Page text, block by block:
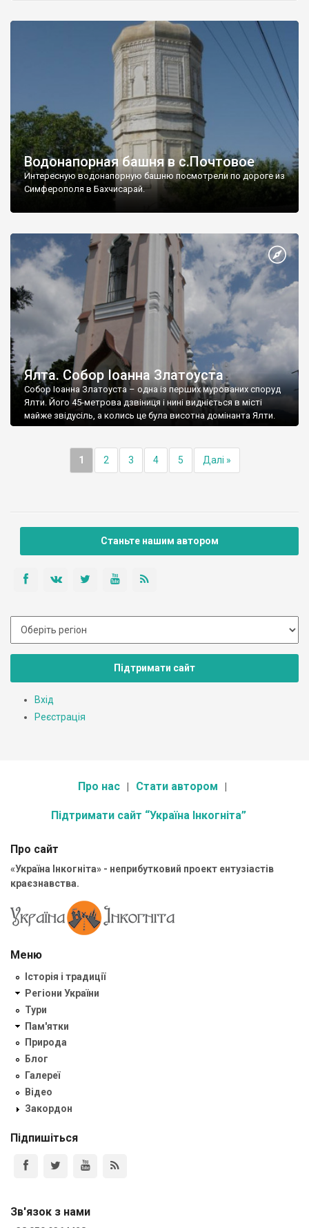
Водонапорная башня в с.Почтовое
Интересную водонапорную башню посмотрели по дороге из
Симферополя в Бахчисарай.
Ялта. Собор Іоанна Златоуста
Собор Іоанна Златоуста – одна із перших мурованих споруд
Ялти. Його 45-метрова дзвіниця і нині видніється в місті
майже звідусіль, а колись це була висотна домінанта Ялти.
1 2 3 4 5 Далі »
Станьте нашим автором
Підтримати сайт
Вхід
Реєстрація
Про нас Стати автором
Підтримати сайт “Україна Інкогніта”
Про сайт
«Україна Інкогніта» - неприбутковий проект ентузіастів
краєзнавства.
Меню
Історія і традиції
Регіони України
Тури
Пам'ятки
Природа
Блог
Галереї
Відео
Закордон
Підпишіться
Зв'язок з нами